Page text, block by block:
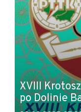
XVIII
po Dolinie